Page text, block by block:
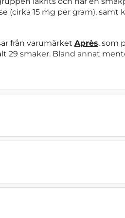
15 mg per gram), samt
från varumärket Après, som
smaker. Bland annat